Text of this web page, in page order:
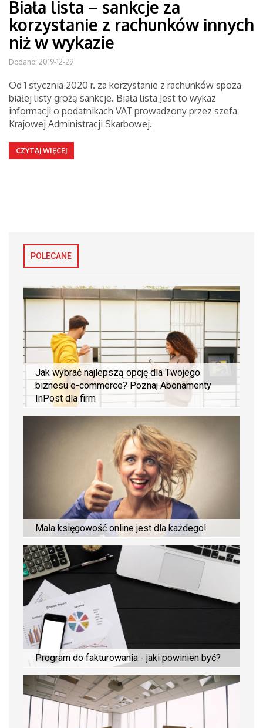
Biała lista – sankcje za
korzystanie z rachunków innych
niż w wykazie
Dodano: 2019-12-29
Od 1 stycznia 2020 r. za korzystanie z rachunków spoza
białej listy grożą sankcje. Biała lista Jest to wykaz
informacji o podatnikach VAT prowadzony przez szefa
Krajowej Administracji Skarbowej.
CZYTAJ WIĘCEJ
POLECANE
Jak wybrać najlepszą opcję dla Twojego
biznesu e-commerce? Poznaj Abonamenty
InPost dla firm
Mała księgowość online jest dla każdego!
Program do fakturowania - jaki powinien być?